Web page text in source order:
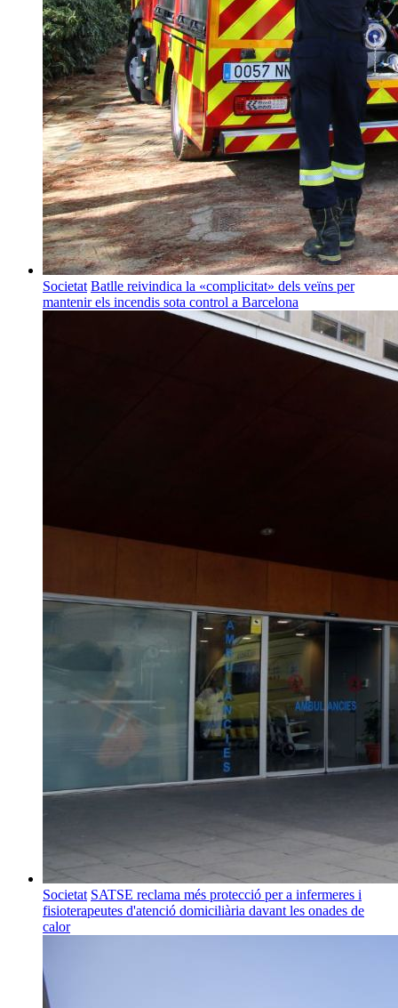
Societat Batlle reivindica la «complicitat» dels veïns per
mantenir els incendis sota control a Barcelona
Societat SATSE reclama més protecció per a infermeres i
fisioterapeutes d'atenció domiciliària davant les onades de
calor